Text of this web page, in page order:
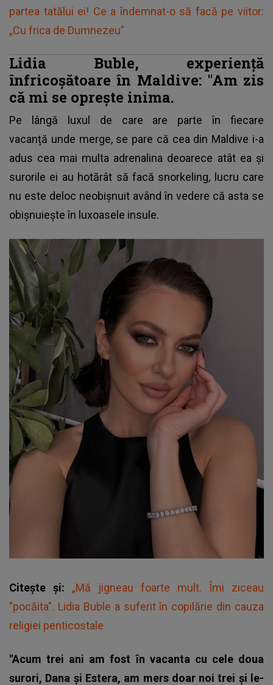
partea tatălui ei! Ce a îndemnat-o să facă pe viitor:
„Cu frica de Dumnezeu”
Lidia Buble, experiență
înfricoșătoare în Maldive: "Am zis
că mi se oprește inima.
Pe lângă luxul de care are parte în fiecare
vacanță unde merge, se pare că cea din Maldive i-a
adus cea mai multa adrenalina deoarece atât ea și
surorile ei au hotărât să facă snorkeling, lucru care
nu este deloc neobișnuit având în vedere că asta se
obișnuiește în luxoasele insule.
Citește și: „Mă jigneau foarte mult. Îmi ziceau
"pocăita". Lidia Buble a suferit în copilărie din cauza
religiei penticostale
"Acum trei ani am fost în vacanta cu cele doua
surori, Dana și Estera, am mers doar noi trei și le-